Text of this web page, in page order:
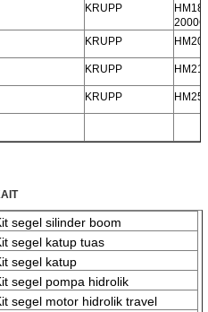
KRUPP
KRUPP
KRUPP
KRUPP
segel silinder boom
segel katup tuas
segel katup
segel pompa hidrolik
segel motor hidrolik travel